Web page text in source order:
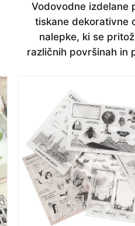
Vodovodne izdelane
tiskane dekorativne
nalepke, ki se
različnih površinah in